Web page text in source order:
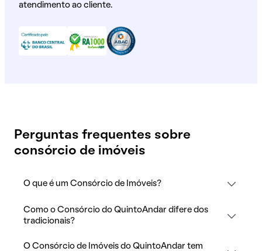
atendimento ao cliente.
Perguntas frequentes sobre
consórcio de imóveis
O que é um Consórcio de Imóveis?
Como o Consórcio do QuintoAndar difere dos
tradicionais?
O Consórcio de Imóveis do QuintoAndar tem